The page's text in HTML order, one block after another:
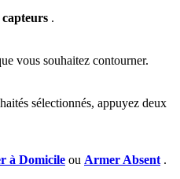
.
vous souhaitez contourner.
sélectionnés, appuyez deux
à Domicile ou Armer Absent .